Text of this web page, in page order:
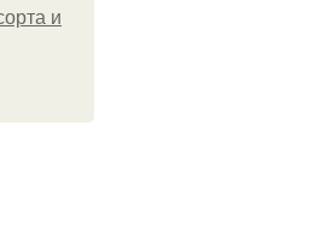
и